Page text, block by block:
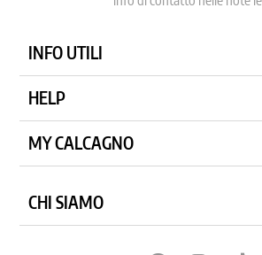
INFO UTILI
HELP
MY CALCAGNO
CHI SIAMO